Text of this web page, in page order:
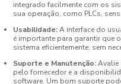
integrado facilmente com os
sua operação, como PLCs,
Usabilidade:A interface do
é importante para garantir que
sistema eficientemente, sem
Suporte e Manutenção:Avalie
pelo fornecedor e a
software. Um bom suporte